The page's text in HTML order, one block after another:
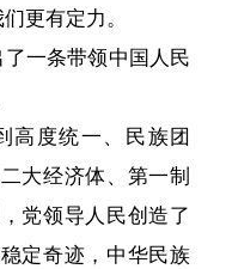
更有定力。
一条带领中国人民
度统一、民族团
大经济体、第一制
党领导人民创造了
定奇迹，中华民族